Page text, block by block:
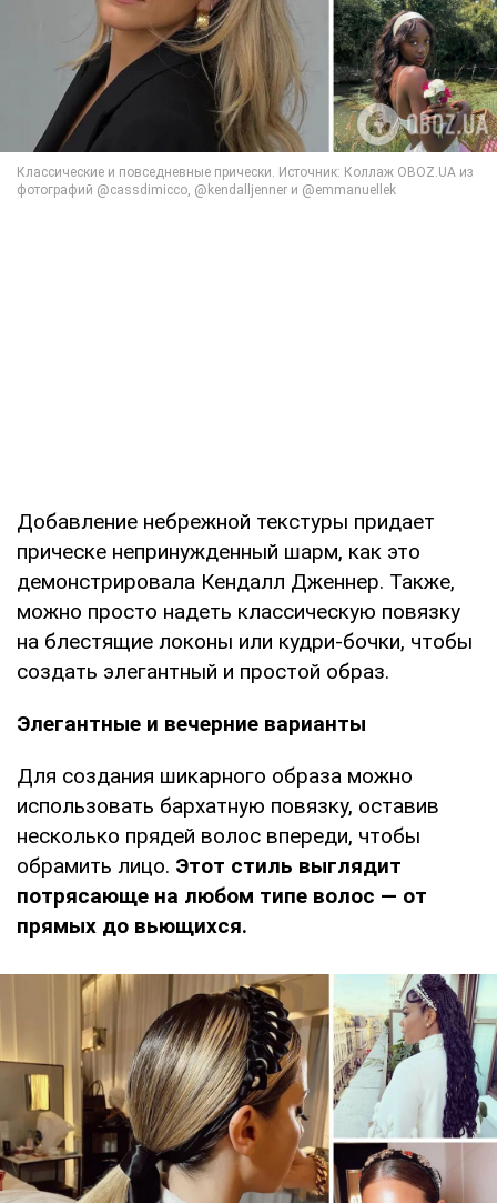
Добавление небрежной текстуры придает
прическе непринужденный шарм, как это
демонстрировала Кендалл Дженнер. Также,
можно просто надеть классическую повязку
на блестящие локоны или кудри-бочки, чтобы
создать элегантный и простой образ.
Элегантные и вечерние варианты
Для создания шикарного образа можно
использовать бархатную повязку, оставив
несколько прядей волос впереди, чтобы
обрамить лицо. Этот стиль выглядит
потрясающе на любом типе волос — от
прямых до вьющихся.